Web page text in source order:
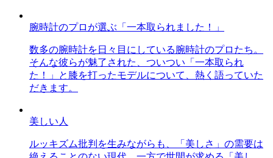
腕時計のプロが選ぶ「一本取られました！」
数多の腕時計を日々目にしている腕時計のプロたち。
そんな彼らが魅了された、ついつい「一本取られ
た！」と膝を打ったモデルについて、熱く語っていた
だきます。
美しい人
ルッキズム批判を生みながらも、「美しさ」の需要は